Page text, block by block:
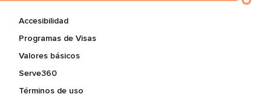
Accesibilidad
Programas de Visas
Valores básicos
Serve360
Términos de uso